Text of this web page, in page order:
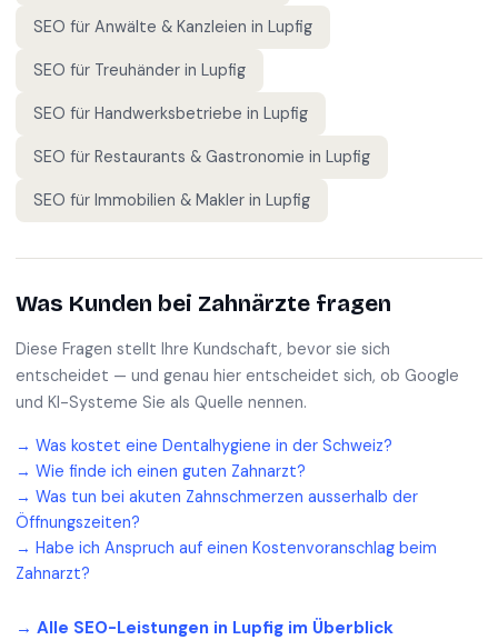
SEO für Anwälte & Kanzleien in Lupfig
SEO für Treuhänder in Lupfig
SEO für Handwerksbetriebe in Lupfig
SEO für Restaurants & Gastronomie in Lupfig
SEO für Immobilien & Makler in Lupfig
Was Kunden bei Zahnärzte fragen
Diese Fragen stellt Ihre Kundschaft, bevor sie sich
entscheidet — und genau hier entscheidet sich, ob Google
und KI-Systeme Sie als Quelle nennen.
→ Was kostet eine Dentalhygiene in der Schweiz?
→ Wie finde ich einen guten Zahnarzt?
→ Was tun bei akuten Zahnschmerzen ausserhalb der
Öffnungszeiten?
→ Habe ich Anspruch auf einen Kostenvoranschlag beim
Zahnarzt?
→ Alle SEO-Leistungen in Lupfig im Überblick